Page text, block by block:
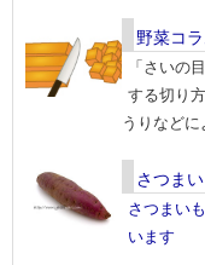
野菜コ
「さいの
する切り
うりなど
さつま
さつまい
います